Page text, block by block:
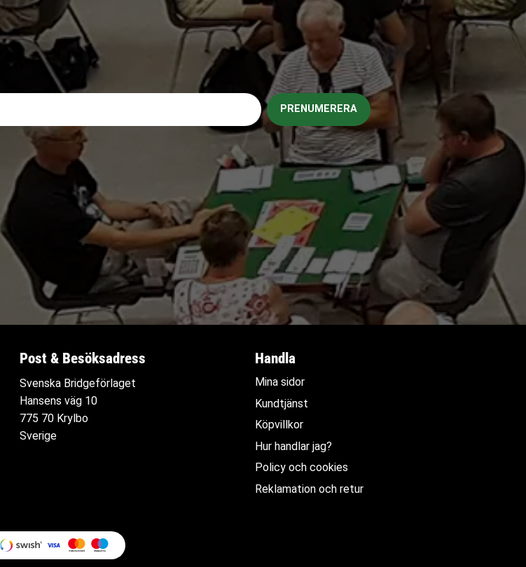
PRENUMERERA
Post & Besöksadress
Svenska Bridgeförlaget
Hansens väg 10
775 70 Krylbo
Sverige
Handla
Mina sidor
Kundtjänst
Köpvillkor
Hur handlar jag?
Policy och cookies
Reklamation och retur